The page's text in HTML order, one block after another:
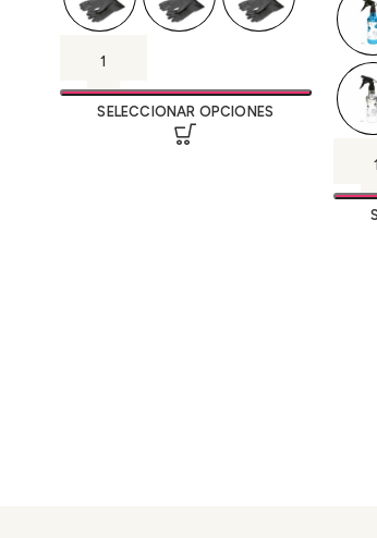
SELECCIONAR OPCIONES